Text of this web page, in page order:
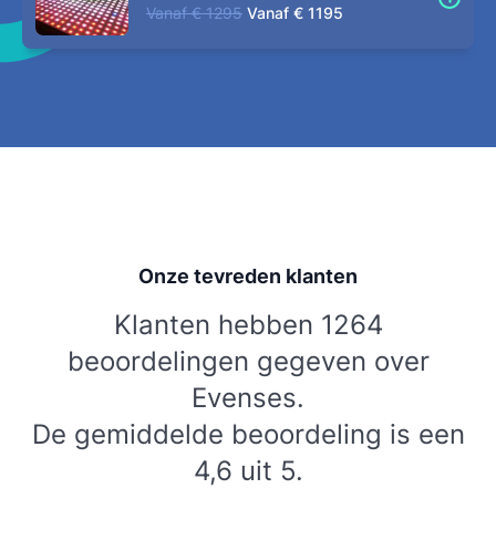
Vanaf € 1295 Vanaf € 1195
Onze tevreden klanten
Klanten hebben 1264
beoordelingen gegeven over
Evenses.
De gemiddelde beoordeling is een
4,6 uit 5.